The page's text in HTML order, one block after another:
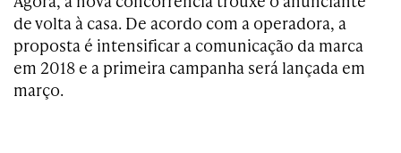
de volta à casa. De acordo com a operadora, a
proposta é intensificar a comunicação da marca
em 2018 e a primeira campanha será lançada em
março.